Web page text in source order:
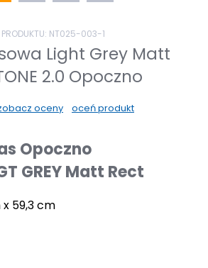
NT025-003-1
Light Grey Matt
2.0 Opoczno
oceny oceń produkt
Opoczno
GREY Matt Rect
x 59,3 cm